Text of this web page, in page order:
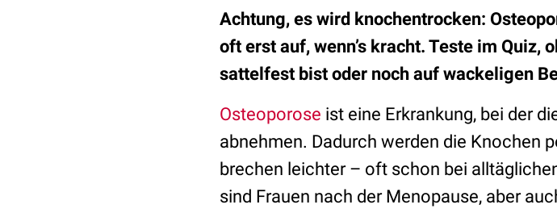
Achtung, es wird knochentrocken:
oft erst auf, wenn’s kracht. Teste im Quiz,
sattelfest bist oder noch auf wackeligen
Osteoporose ist eine Erkrankung, bei der
abnehmen. Dadurch werden die Knochen
brechen leichter – oft schon bei
sind Frauen nach der Menopause, aber